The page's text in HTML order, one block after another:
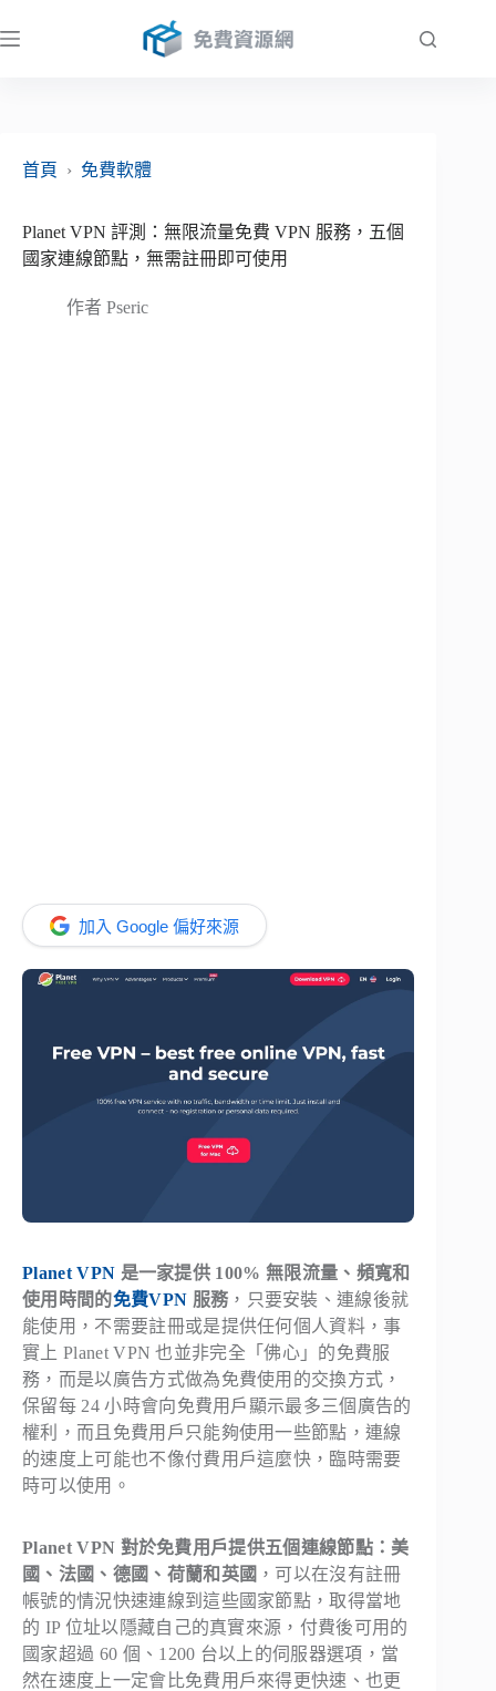
至
首頁
› 免費軟體
Planet VPN 評測：無限流量免費 VPN 服務，五個
國家連線節點，無需註冊即可使用
作者 Pseric
加入 Google 偏好來源
Planet VPN 是一家提供 100% 無限流量、頻寬和
使用時間的免費VPN 服務 ，只要安裝、連線後就
能使用，不需要註冊或是提供任何個人資料，事
實上 Planet VPN 也並非完全「佛心」的免費服
務，而是以廣告方式做為免費使用的交換方式，
保留每 24 小時會向免費用戶顯示最多三個廣告的
權利，而且免費用戶只能夠使用一些節點，連線
的速度上可能也不像付費用戶這麼快，臨時需要
時可以使用。
Planet VPN 對於免費用戶提供五個連線節點：美
國、法國、德國、荷蘭和英國 ，可以在沒有註冊
帳號的情況快速連線到這些國家節點，取得當地
的 IP 位址以隱藏自己的真實來源，付費後可用的
國家超過 60 個、1200 台以上的伺服器選項，當
然在速度上一定會比免費用戶來得更快速、也更